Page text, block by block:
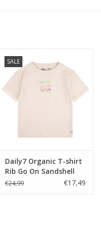
SALE
Daily7 Organic T-shirt
Rib Go On Sandshell
€24,99 €17,49